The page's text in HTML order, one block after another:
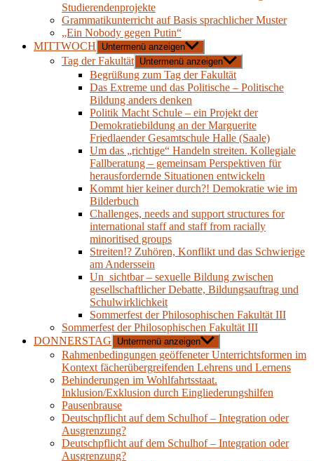
Studierendenprojekte
Grammatikunterricht auf Basis sprachlicher Muster
„Ein Nobody gegen Putin“
MITTWOCH
Untermenü anzeigen
Tag der Fakultät Untermenü anzeigen
Begrüßung zum Tag der Fakultät
Das Extreme und das Politische – Politische
Bildung anders denken
Politik Macht Schule – ein Projekt der
Demokratiebildung an der Marguerite
Friedlaender Gesamtschule Halle (Saale)
Um das „richtige“ Handeln streiten. Kollegiale
Fallberatung – gemeinsam Perspektiven für
herausfordernde Situationen entwickeln
Kommt hier keiner durch?! Demokratie wie im
Bilderbuch
Challenges, needs and support structures for
international staff and staff from racially
minoritised groups
Streiten!? Zuhören, Konflikt und das Schwierige
am Anderssein
Un_sichtbar – sexuelle Bildung zwischen
gesellschaftlicher Debatte, Bildungsauftrag und
Schulwirklichkeit
Sommerfest der Philosophischen Fakultät III
Sommerfest der Philosophischen Fakultät III
DONNERSTAG
Untermenü anzeigen
Rahmenbedingungen geöffeneter Unterrichtsformen im
Kontext fächerübergreifenden Lehrens und Lernens
Behinderungen im Wohlfahrtsstaat.
Inklusion/Exklusion durch Eingliederungshilfen
Pausenbrause
Deutschpflicht auf dem Schulhof – Integration oder
Ausgrenzung?
Deutschpflicht auf dem Schulhof – Integration oder
Ausgrenzung?